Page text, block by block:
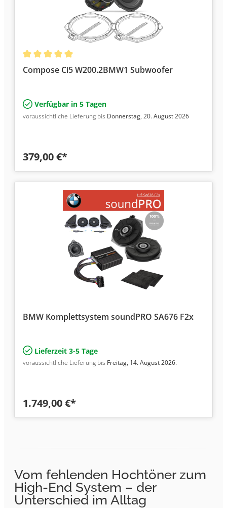
Compose Ci5 W200.2BMW1 Subwoofer
Verfügbar in 5 Tagen
voraussichtliche Lieferung bis Donnerstag, 20. August 2026
379,00 €*
BMW Komplettsystem soundPRO SA676 F2x
Lieferzeit 3-5 Tage
voraussichtliche Lieferung bis Freitag, 14. August 2026.
1.749,00 €*
Vom fehlenden Hochtöner zum
High-End System – der
Unterschied im Alltag